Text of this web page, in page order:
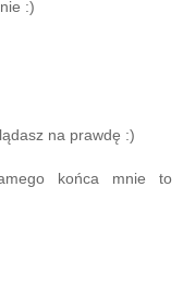
:)
na prawdę :)
końca mnie to